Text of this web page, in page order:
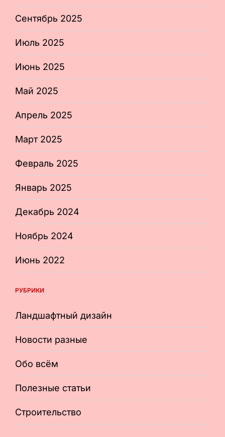
Сентябрь 2025
Июль 2025
Июнь 2025
Май 2025
Апрель 2025
Март 2025
Февраль 2025
Январь 2025
Декабрь 2024
Ноябрь 2024
Июнь 2022
РУБРИКИ
Ландшафтный дизайн
Новости разные
Обо всём
Полезные статьи
Строительство